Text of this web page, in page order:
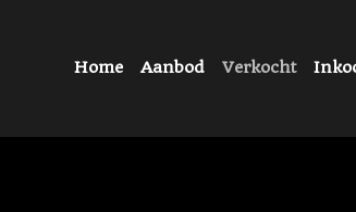
Home Aanbod Verkocht